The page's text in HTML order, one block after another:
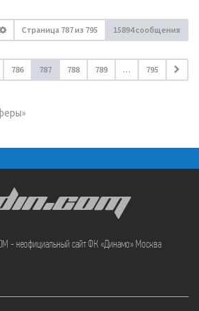
Страница 787из 795 15894 сообщения
786 787 788 789 … 795
- неофициальный сайт ФК «Динамо» Москва